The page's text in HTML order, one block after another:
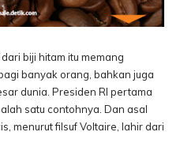
biji hitam itu memang
banyak orang, bahkan juga
dunia. Presiden RI pertama
satu contohnya. Dan asal
menurut filsuf Voltaire, lahir dari